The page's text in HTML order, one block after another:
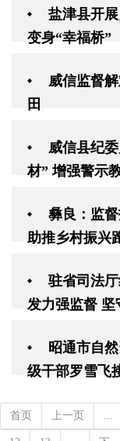
盐津县开
变身“幸福桥”
威信监督
田
威信县纪
材” 增强警示
彝良：监
助推乡村振兴
驻省司法
发力强监督 坚
昭通市自
级干部罗雪飞
首页 上一页 ...